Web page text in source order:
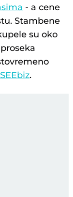
- a cene
Stambene
su oko
SEEbiz.